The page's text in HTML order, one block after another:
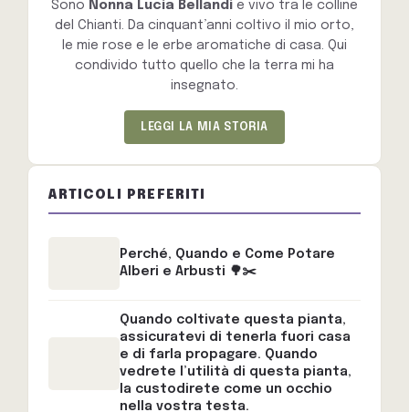
Sono Nonna Lucia Bellandi e vivo tra le colline
del Chianti. Da cinquant’anni coltivo il mio orto,
le mie rose e le erbe aromatiche di casa. Qui
condivido tutto quello che la terra mi ha
insegnato.
LEGGI LA MIA STORIA
ARTICOLI PREFERITI
Perché, Quando e Come Potare
Alberi e Arbusti 🌳✂️
Quando coltivate questa pianta,
assicuratevi di tenerla fuori casa
e di farla propagare. Quando
vedrete l’utilità di questa pianta,
la custodirete come un occhio
nella vostra testa.